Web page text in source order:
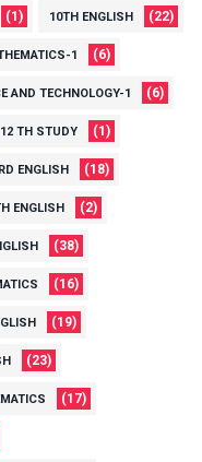
(1) 10TH ENGLISH (22)
1 (6)
AND TECHNOLOGY-1 (6)
12 TH STUDY (1)
ENGLISH (18)
ENGLISH (2)
(38)
(16)
(19)
(23)
(17)